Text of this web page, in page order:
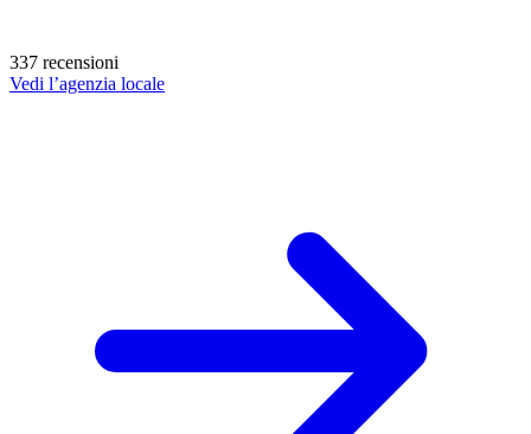
337 recensioni
Vedi l’agenzia locale